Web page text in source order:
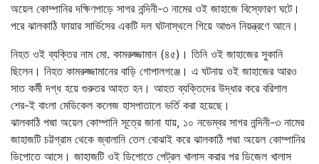
অয়েল কোম্পানির দক্ষিণপাড়ে সাগর নন্দিনী-৩ নামের ওই জাহাজে বিস্ফোরণ ঘটে।
পরে ঝালকাঠি ফায়ার সার্ভিসের একটি দল ঘটনাস্থলে গিয়ে আগুন নিয়ন্ত্রণে আনে।
নিহত ওই ব্যক্তির নাম মো. কামরুজ্জামান (৪৫)। তিনি ওই জাহাজের সুকানি
ছিলেন। নিহত কামরুজ্জামানের বাড়ি গোপালগঞ্জে। এ ঘটনায় ওই জাহাজের আরও
সাত কর্মী দগ্ধ হয়ে গুরুতর আহত হন। আহত ব্যক্তিদের উদ্ধার করে বরিশাল
শের-ই বাংলা মেডিকেল কলেজ হাসপাতালে ভর্তি করা হয়েছে।
ঝালকাঠি পদ্মা অয়েল কোম্পানি সূত্রে জানা যায়, ১০ নভেম্বর সাগর নন্দিনী-৩ নামের
জাহাজটি চট্টগ্রাম থেকে জ্বালানি তেল বোঝাই করে ঝালকাঠি পদ্মা অয়েল কোম্পানির
ডিপোতে আসে। জাহাজটি ওই ডিপোতে পেট্রল খালাস করার পর ডিজেল খালাস